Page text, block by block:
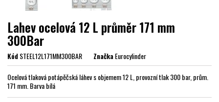
Lahev ocelová 12 L průměr 171 mm
300Bar
KódSTEEL12L171MM300BAR ZnačkaEurocylinder
Ocelová tlaková potápěčská láhev s objemem 12 L, provozní tlak 300 bar, prům.
171 mm. Barva bílá